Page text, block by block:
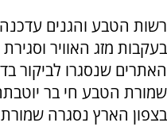
רשות הטבע והגנים
בעקבות מזג האוויר
האתרים שנסגרו לביקור
שמורת הטבע חי בר
בצפון הארץ נסגרה